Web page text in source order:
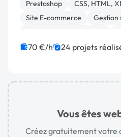
Prestashop CSS, HTML,
Site E-commerce
Gestion
JavaScript
Symfony
70 €/h 24 projets
Vous êtes
Créez gratuitement votre